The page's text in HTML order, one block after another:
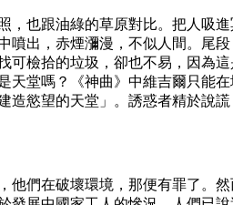
也跟油綠的草原對比。把人吸
出，赤煙瀰漫，不似人間。尾
檢拾的垃圾，卻也不易，因為這
堂嗎？《神曲》中維吉爾只能
慾望的天堂」。誘惑者精於說
們在破壞環境，那便有罪了。